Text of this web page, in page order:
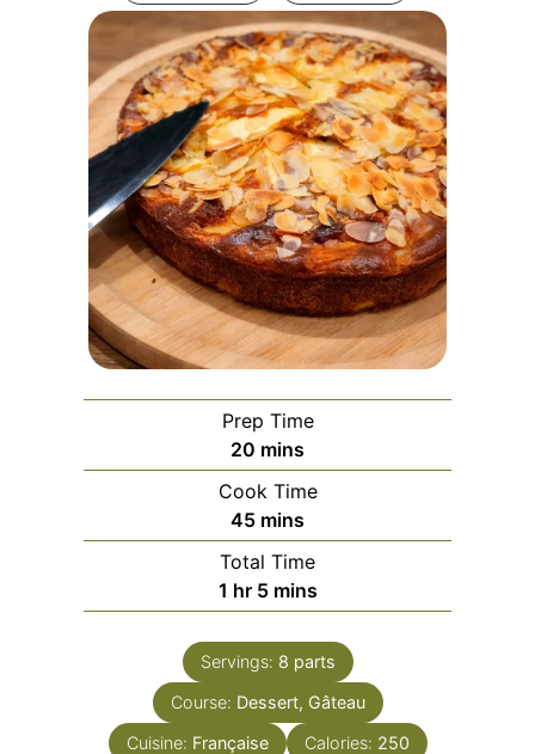
Prep Time
20 minutes
mins
Cook Time
45minutes
mins
Total Time
1 hour
hr 5minutes
mins
Servings: 8 parts
Course: Dessert, Gâteau
Cuisine: Française Calories: 250